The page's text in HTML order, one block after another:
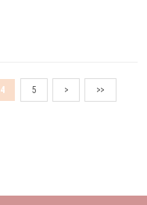
4 5 > >>